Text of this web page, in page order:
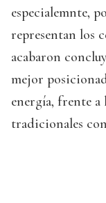
especialemnte,
representan los
acabaron
mejor
energía, frente a
tradicionales